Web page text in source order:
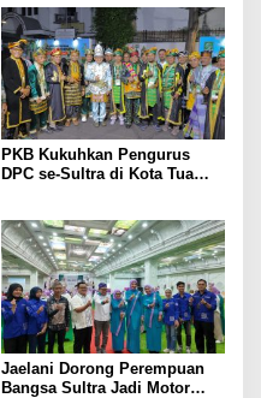
PKB Kukuhkan Pengurus
DPC se-Sultra di Kota Tua
Kehadiran
Jaelani Dorong Perempuan
Bangsa Sultra Jadi Motor